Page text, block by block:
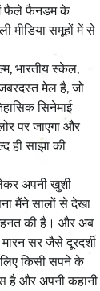
में फैले फैनडम के
मीडिया समूहों में से
भारतीय स्केल,
मेल है, जो
सिनेमाई
पर जाएगा और
ही साझा की
अपनी खुशी
मैंने सालों से देखा
की है। और अब
सर जैसे दूरदर्शी
लिए किसी सपने के
है और अपनी कहानी